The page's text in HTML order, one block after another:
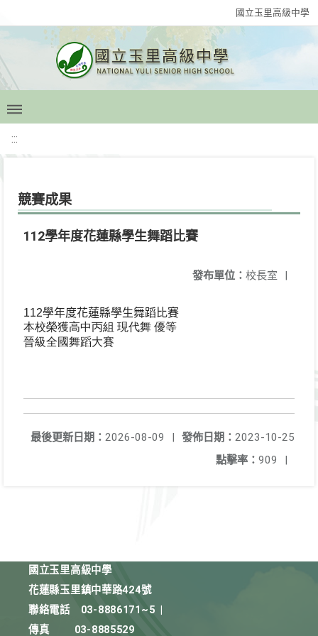
國立玉里高級中學
:::
競賽成果
112學年度花蓮縣學生舞蹈比賽
發布單位： 校長室 |
112學年度花蓮縣學生舞蹈比賽
本校榮獲高中丙組 現代舞 優等
晉級全國舞蹈大賽
發佈日期： 2023-10-25
最後更新日期： 2026-08-09
|
點擊率： 909 |
國立玉里高級中學
花蓮縣玉里鎮中華路424號
聯絡電話
03-8886171~5
傳真
03-8885529